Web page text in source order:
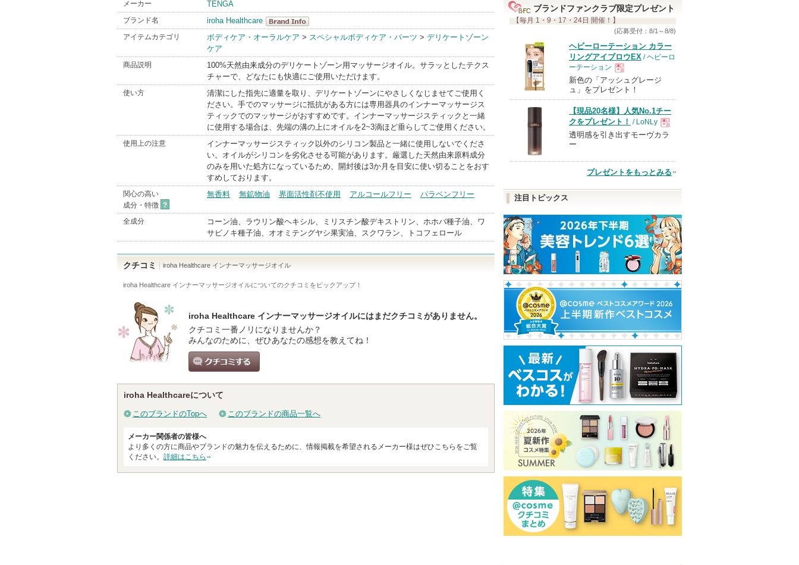
メーカー TENGA
ブランド名
iroha Healthcare
iroha
BrandInfo
アイテムカテゴリ ボディケア・オーラルケア > スペシャルボディケア・パーツ > デリケートゾーン
ケア
商品説明
100%天然由来成分のデリケートゾーン用マッサージオイル。サラッとしたテクス
チャーで、どなたにも快適にご使用いただけます。
使い方
清潔にした指先に適量を取り、デリケートゾーンにやさしくなじませてご使用く
ださい。手でのマッサージに抵抗がある方には専用器具のインナーマッサージス
ティックでのマッサージがおすすめです。インナーマッサージスティックと一緒
に使用する場合は、先端の溝の上にオイルを2~3滴ほど垂らしてご使用ください。
使用上の注意
インナーマッサージスティック以外のシリコン製品と一緒に使用しないでくださ
い。オイルがシリコンを劣化させる可能があります。厳選した天然由来原料成分
のみを用いた処方になっているため、開封後は3か月を目安に使い切ることをおす
すめしております。
関心の高い
成分・特徴 ?
無香料 無鉱物油 界面活性剤不使用 アルコールフリー パラベンフリー
全成分
コーン油、ラウリン酸ヘキシル、ミリスチン酸デキストリン、ホホバ種子油、ワ
サビノキ種子油、オオミテングヤシ果実油、スクワラン、トコフェロール
クチコミ iroha Healthcare インナーマッサージオイル
iroha Healthcare インナーマッサージオイルについてのクチコミをピックアップ！
iroha Healthcare インナーマッサージオイルにはまだクチコミがありません。
クチコミ一番ノリになりませんか？
みんなのために、ぜひあなたの感想を教えてね！
iroha Healthcareについて
このブランドのTopへ このブランドの商品一覧へ
メーカー関係者の皆様へ
より多くの方に商品やブランドの魅力を伝えるために、情報掲載を希望されるメーカー様はぜひこちらをご覧
ください。 詳細はこちら
ブランドファンクラブ限定プレゼント
【毎月 1・9・17・24日 開催！】
(応募受付：8/1～8/8)
ヘビーローテーション カラー
リングアイブロウEX / ヘビーロ
ーテーション
現
品
新色の「アッシュグレージ
ュ」をプレゼント！
【現品20名様】人気No.1チー
クをプレゼント！ / LoNLy
現
品
透明感を引き出すモーヴカラ
ー
プレゼントをもっとみる
注目トピックス